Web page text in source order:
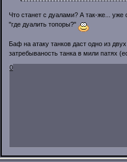
Что станет с дуалами? А так-же...
"где дуалить топоры?"
Баф на атаку танков даст одно из
затребываность танка в мили патях
0